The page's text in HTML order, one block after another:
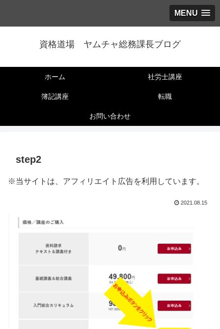
MENU
資格道場 ヤムチャ総務課長ブログ
ホーム 社労士講座
簿記講座 転職
お問い合わせ
step2
※当サイトは、アフィリエイト広告を利用しています。
2021.08.15